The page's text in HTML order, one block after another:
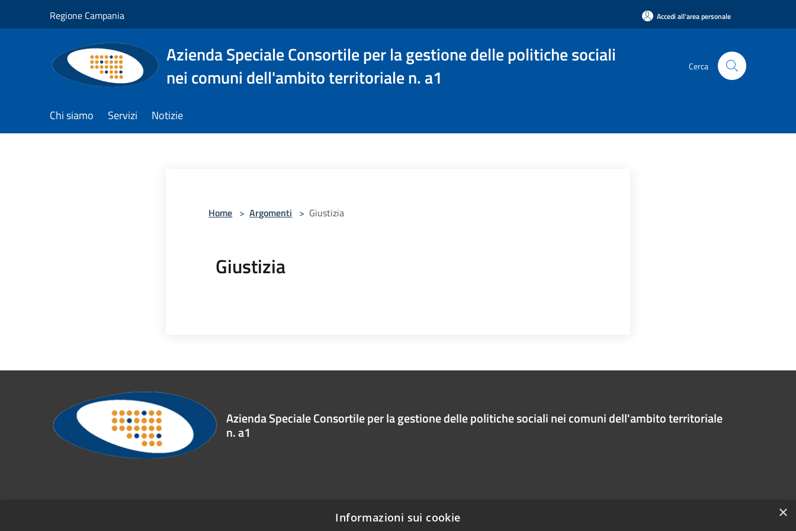
Regione Campania Accedi all'area personale
Azienda Speciale Consortile per la gestione delle politiche sociali
nei comuni dell'ambito territoriale n. a1
Cerca
Chi siamo Servizi Notizie
Home > Argomenti > Giustizia
Giustizia
Azienda Speciale Consortile per la gestione delle politiche sociali nei comuni dell'ambito territoriale
n. a1
×
Informazioni sui cookie